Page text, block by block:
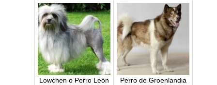
Lowchen o Perro León Perro de Groenlandia